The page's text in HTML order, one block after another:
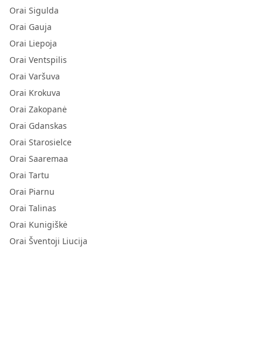
Orai Sigulda
Orai Gauja
Orai Liepoja
Orai Ventspilis
Orai Varšuva
Orai Krokuva
Orai Zakopanė
Orai Gdanskas
Orai Starosielce
Orai Saaremaa
Orai Tartu
Orai Piarnu
Orai Talinas
Orai Kunigiškė
Orai Šventoji Liucija